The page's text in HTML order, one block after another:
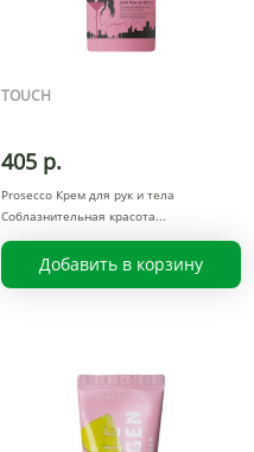
TOUCH
405 р.
Prosecco Крем для рук и тела
Соблазнительная красота
Добавить в корзину